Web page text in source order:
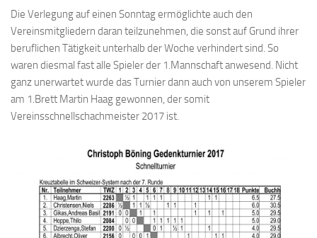
Bonner Schnellschachturniere
Mannschaften
1. Mannschaft
2. Mannschaft
3. Mannschaft
Schach online
1.Online Schachturnierserie
Termine
Die Verlegung auf einen Sonntag ermöglichte auch den
Vereinsmitgliedern daran teilzunehmen, die sonst auf Grund ihrer
beruflichen Tätigkeit unterhalb der Woche verhindert sind. So
waren diesmal fast alle Spieler der 1.Mannschaft anwesend. Nicht
ganz unerwartet wurde das Turnier dann auch von unserem Spieler
am 1.Brett Martin Haag gewonnen, der somit
Vereinsschnellschachmeister 2017 ist.